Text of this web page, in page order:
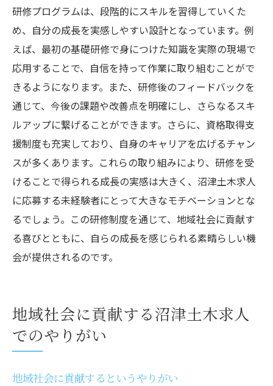
研修プログラムは、段階的にスキルを習得していくた
め、自分の成長を実感しやすい設計となっています。例
えば、最初の基礎研修で身につけた知識を実際の現場で
応用することで、自信を持って作業に取り組むことがで
きるようになります。また、研修後のフィードバックを
通じて、今後の課題や改善点を明確にし、さらなるスキ
ルアップに繋げることができます。さらに、資格取得支
援制度も充実しており、自身のキャリアを広げるチャン
スが多くあります。これらの取り組みにより、研修を受
けることで得られる成長の実感は大きく、沼津土木求人
に応募する未経験者にとって大きなモチベーションとな
るでしょう。この研修制度を通じて、地域社会に貢献す
る喜びとともに、自らの成長を感じられる素晴らしい機
会が提供されるのです。
地域社会に貢献する沼津土木求人
でのやりがい
地域社会に貢献するというやりがい